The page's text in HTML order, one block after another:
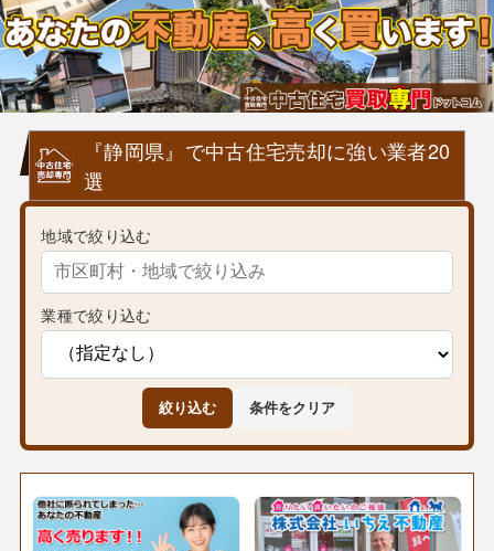
『静岡県』で中古住宅売却に強い業者20
選
地域で絞り込む
業種で絞り込む
絞り込む 条件をクリア